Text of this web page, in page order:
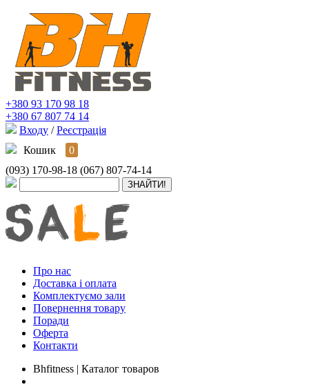
+380 93 170 98 18
+380 67 807 74 14
Входу / Реєстрація
Кошик
0
(093) 170-98-18 (067) 807-74-14
Про нас
Доставка і оплата
Комплектуємо зали
Повернення товару
Поради
Оферта
Контакти
Bhfitness | Каталог товаров